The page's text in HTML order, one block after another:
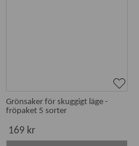
Grönsaker för skuggigt läge -
fröpaket 5 sorter
169 kr